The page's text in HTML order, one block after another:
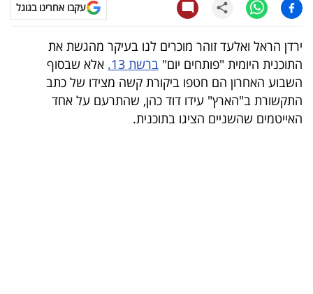
ויראלי
טלוויזיה
עסקי
ספורט
עקבו אחרינו בגוגל
ירדן הראל ואלעד זוהר מוכרים לנו בעיקר מהגשת את
התוכנית היומית "פותחים יום" ברשת 13.
אלא שבסוף
השבוע האחרון הם חטפו ביקורת קשה מצידו של כתב
התקשורת ב"הארץ" עידו דוד כהן, שהתרעם על אחד
האייטמים שהשניים הציגו בתוכנית.